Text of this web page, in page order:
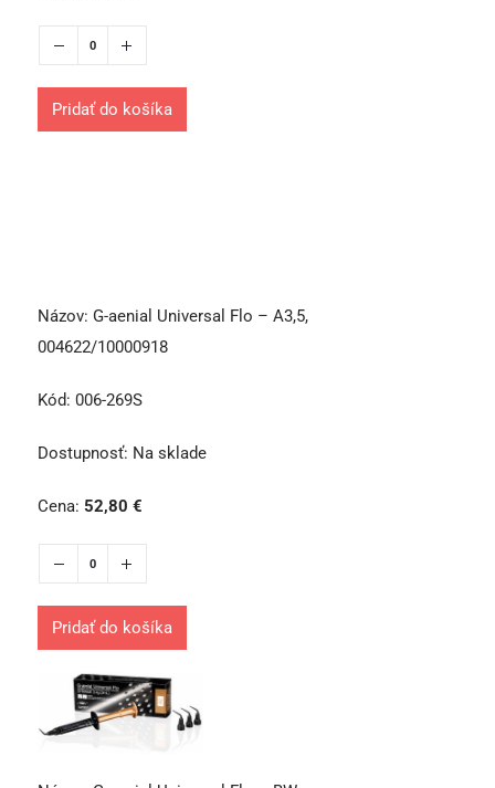
Pridať do košíka
Názov: G-aenial Universal Flo – A3,5,
004622/10000918
Kód: 006-269S
Dostupnosť: Na sklade
Cena: 52,80 €
Pridať do košíka